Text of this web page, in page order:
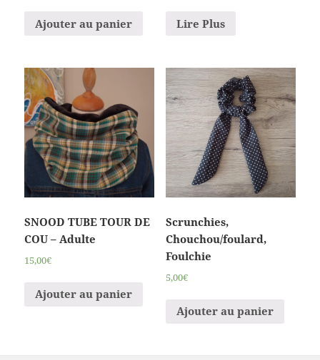
Ajouter au panier Lire Plus
SNOOD TUBE TOUR DE
COU – Adulte
15,00€
Ajouter au panier
Scrunchies,
Chouchou/foulard,
Foulchie
5,00€
Ajouter au panier